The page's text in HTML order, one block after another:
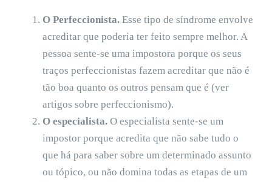
O Perfeccionista. Esse tipo de síndrome envolve
acreditar que poderia ter feito sempre melhor. A
pessoa sente-se uma impostora porque os seus
traços perfeccionistas fazem acreditar que não é
tão boa quanto os outros pensam que é (ver
artigos sobre perfeccionismo).
O especialista. O especialista sente-se um
impostor porque acredita que não sabe tudo o
que há para saber sobre um determinado assunto
ou tópico, ou não domina todas as etapas de um